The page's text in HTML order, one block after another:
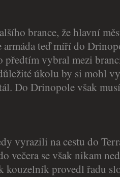
brance, že hlavní
armáda teď míří do
vybral mezi branci
úkolu by si mohl
Do Drinopole však
vyrazili na cestu do
večera se však nikam
kouzelník provedl řadu